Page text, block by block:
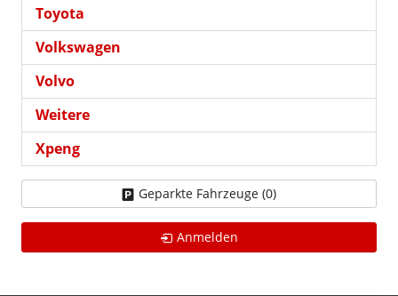
Toyota
Volkswagen
Volvo
Weitere
Xpeng
Geparkte Fahrzeuge (0)
Anmelden